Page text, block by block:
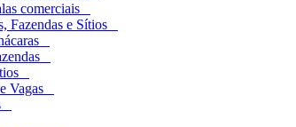
comerciais
Fazendas e Sítios
Vagas